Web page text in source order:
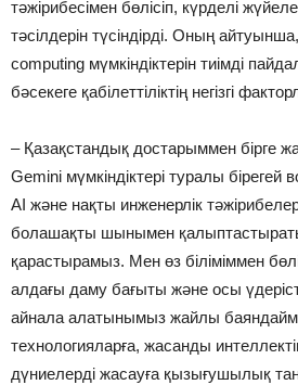
тәжірибесімен бөлісіп, күрделі
тәсілдерін түсіндірді. Оның
computing мүмкіндіктерін тиімді
бәсекеге қабілеттіліктің негізгі
– Қазақстандық достарыммен бірге
Gemini мүмкіндіктері туралы бірегей
AI және нақты инженерлік
болашақты шынымен
қарастырамыз. Мен өз біліміммен
алдағы даму бағыты және осы
айнала алатынымыз жайлы
технологияларға, жасанды
дүниелерді жасауға қызығушылық